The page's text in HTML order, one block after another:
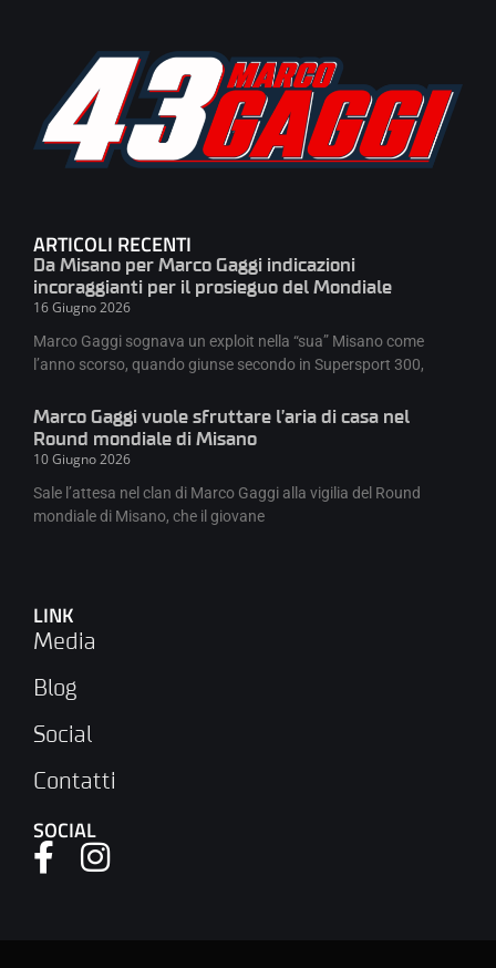
ARTICOLI RECENTI
Da Misano per Marco Gaggi indicazioni
incoraggianti per il prosieguo del Mondiale
16 Giugno 2026
Marco Gaggi sognava un exploit nella “sua” Misano come
l’anno scorso, quando giunse secondo in Supersport 300,
Marco Gaggi vuole sfruttare l’aria di casa nel
Round mondiale di Misano
10 Giugno 2026
Sale l’attesa nel clan di Marco Gaggi alla vigilia del Round
mondiale di Misano, che il giovane
LINK
Media
Blog
Social
Contatti
SOCIAL